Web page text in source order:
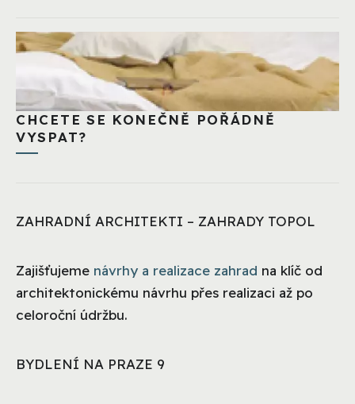
CHCETE SE KONEČNĚ POŘÁDNĚ
VYSPAT?
ZAHRADNÍ ARCHITEKTI – ZAHRADY TOPOL
Zajišťujeme návrhy a realizace zahrad na klíč od
architektonickému návrhu přes realizaci až po
celoroční údržbu.
BYDLENÍ NA PRAZE 9